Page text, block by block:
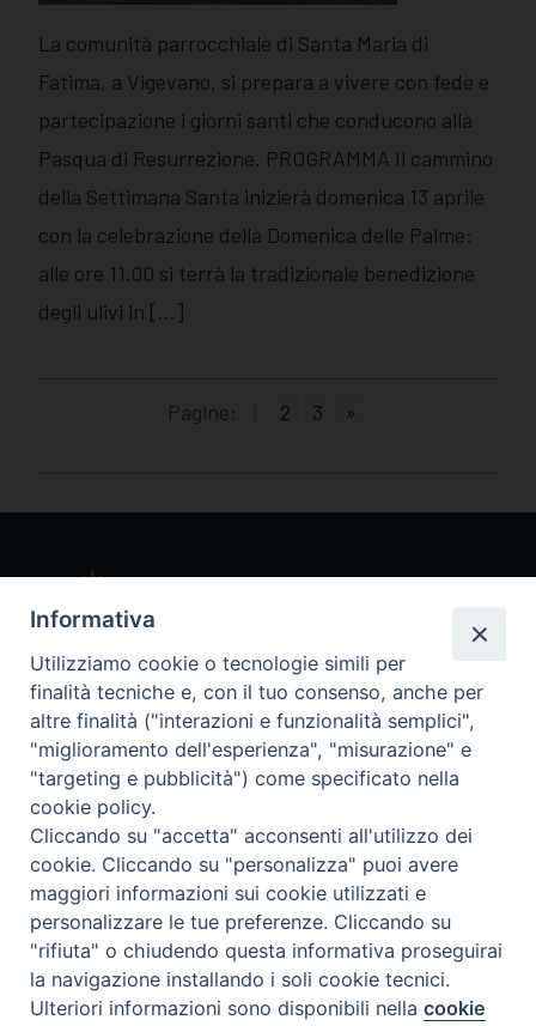
La comunità parrocchiale di Santa Maria di
Fatima, a Vigevano, si prepara a vivere con fede e
partecipazione i giorni santi che conducono alla
Pasqua di Resurrezione. PROGRAMMA Il cammino
della Settimana Santa inizierà domenica 13 aprile
con la celebrazione della Domenica delle Palme:
alle ore 11.00 si terrà la tradizionale benedizione
degli ulivi in […]
Pagine: 2 3 »
Piazza Sant'Ambrogio, 14 - 27029 Vigevano PV
Tel. 0381 78053
Fax 0381 696767
curia@diocesivigevano.it
seguici su
Riproduzione dei contenuti solo con permesso. Tutti i diritti
sono riservati. - Informativa sulla Privacy - Note Legali -
Preferenze Cookie
Informativa
Utilizziamo cookie o tecnologie simili per
finalità tecniche e, con il tuo consenso, anche per
altre finalità ("interazioni e funzionalità semplici",
"miglioramento dell'esperienza", "misurazione" e
"targeting e pubblicità") come specificato nella
cookie policy.
Cliccando su "accetta" acconsenti all'utilizzo dei
cookie. Cliccando su "personalizza" puoi avere
maggiori informazioni sui cookie utilizzati e
personalizzare le tue preferenze. Cliccando su
"rifiuta" o chiudendo questa informativa proseguirai
la navigazione installando i soli cookie tecnici.
Ulteriori informazioni sono disponibili nellacookie